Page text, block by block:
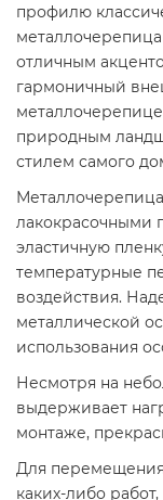
профилю
отличным
гармоничный
металлочерепице
природным
стилем самого
лакокрасочными
эластичную
температурные
воздействия.
металлической
использования
Несмотря на
выдерживает
монтаже,
Для
каких-либо